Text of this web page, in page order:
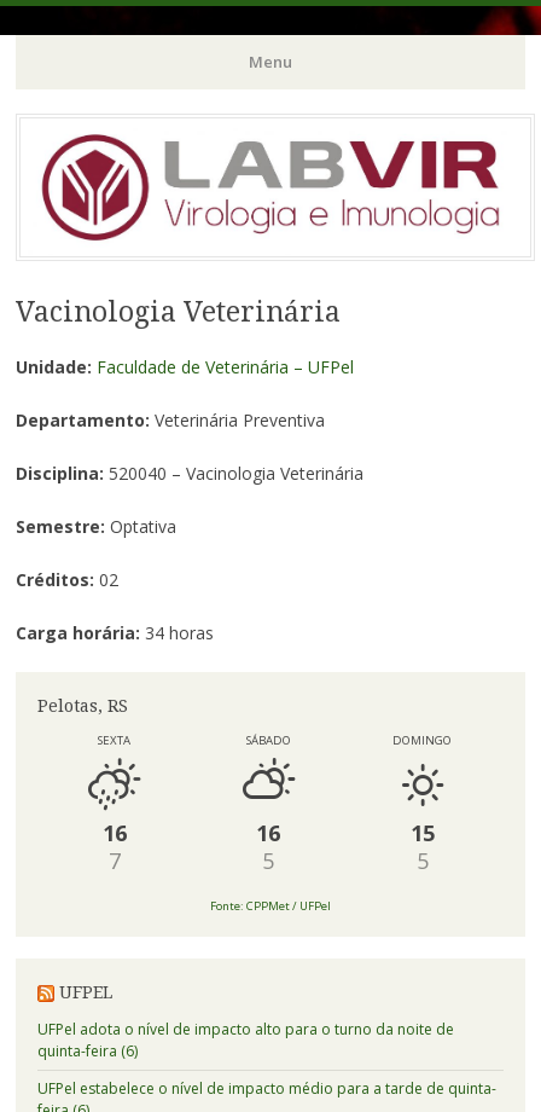
Menu
Pular
para
conteúdo
Vacinologia Veterinária
Unidade: Faculdade de Veterinária – UFPel
Departamento: Veterinária Preventiva
Disciplina: 520040 – Vacinologia Veterinária
Semestre: Optativa
Créditos: 02
Carga horária: 34 horas
Pelotas, RS
SEXTA
16
7
SÁBADO
16
5
DOMINGO
15
5
Fonte: CPPMet / UFPel
UFPEL
UFPel adota o nível de impacto alto para o turno da noite de
quinta-feira (6)
UFPel estabelece o nível de impacto médio para a tarde de quinta-